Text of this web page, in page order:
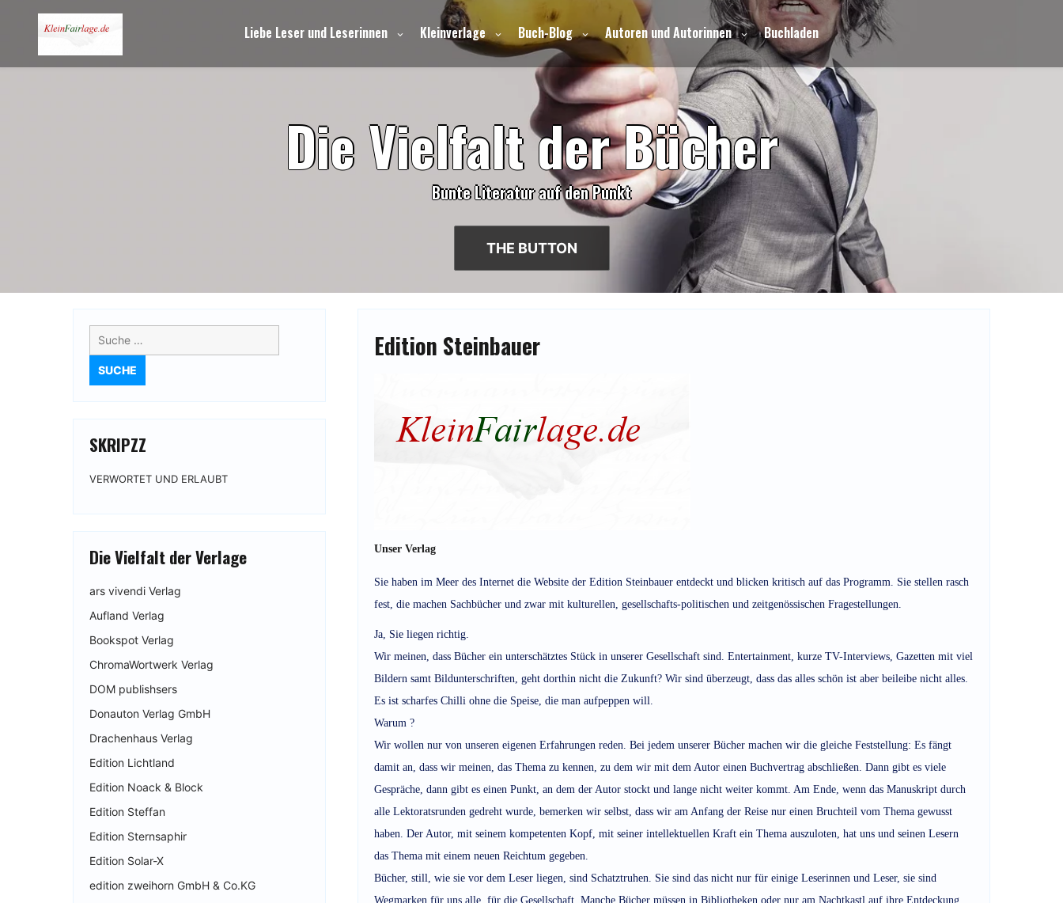
Liebe Leser und Leserinnen Kleinverlage Buch-Blog Autoren und Autorinnen Buchladen
DieVielfaltderBücher
Bunte Literatur auf den Punkt
THE BUTTON
Edition Steinbauer
Unser Verlag
Sie haben im Meer des Internet die Website der Edition Steinbauer entdeckt und blicken kritisch auf das Programm. Sie stellen rasch
fest, die machen Sachbücher und zwar mit kulturellen, gesellschafts-politischen und zeitgenössischen Fragestellungen.
Ja, Sie liegen richtig.
Wir meinen, dass Bücher ein unterschätztes Stück in unserer Gesellschaft sind. Entertainment, kurze TV-Interviews, Gazetten mit viel
Bildern samt Bildunterschriften, geht dorthin nicht die Zukunft? Wir sind überzeugt, dass das alles schön ist aber beileibe nicht alles.
Es ist scharfes Chilli ohne die Speise, die man aufpeppen will.
Warum ?
Wir wollen nur von unseren eigenen Erfahrungen reden. Bei jedem unserer Bücher machen wir die gleiche Feststellung: Es fängt
damit an, dass wir meinen, das Thema zu kennen, zu dem wir mit dem Autor einen Buchvertrag abschließen. Dann gibt es viele
Gespräche, dann gibt es einen Punkt, an dem der Autor stockt und lange nicht weiter kommt. Am Ende, wenn das Manuskript durch
alle Lektoratsrunden gedreht wurde, bemerken wir selbst, dass wir am Anfang der Reise nur einen Bruchteil vom Thema gewusst
haben. Der Autor, mit seinem kompetenten Kopf, mit seiner intellektuellen Kraft ein Thema auszuloten, hat uns und seinen Lesern
das Thema mit einem neuen Reichtum gegeben.
Bücher, still, wie sie vor dem Leser liegen, sind Schatztruhen. Sie sind das nicht nur für einige Leserinnen und Leser, sie sind
Wegmarken für uns alle, für die Gesellschaft. Manche Bücher müssen in Bibliotheken oder nur am Nachtkastl auf ihre Entdeckung
Suche
nach:
SKRIPZZ
VERWORTET UND ERLAUBT
Die Vielfalt der Verlage
ars vivendi Verlag
Aufland Verlag
Bookspot Verlag
ChromaWortwerk Verlag
DOM publishsers
Donauton Verlag GmbH
Drachenhaus Verlag
Edition Lichtland
Edition Noack & Block
Edition Steffan
Edition Sternsaphir
Edition Solar-X
edition zweihorn GmbH & Co.KG